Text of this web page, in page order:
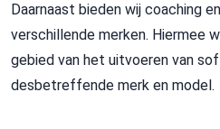
Daarnaast bieden wij coaching
verschillende merken. Hiermee
gebied van het uitvoeren van
desbetreffende merk en model.